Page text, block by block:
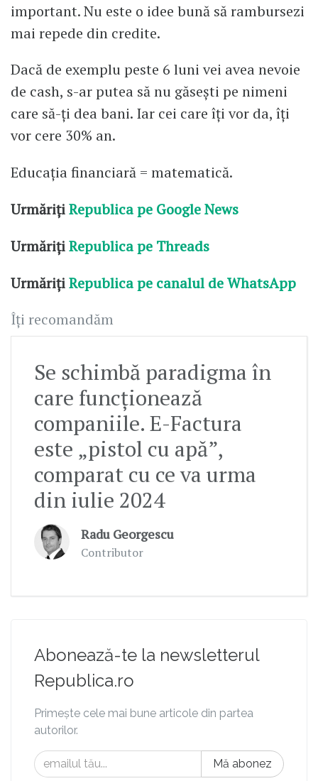
important. Nu este o idee bună să rambursezi
mai repede din credite.
Dacă de exemplu peste 6 luni vei avea nevoie
de cash, s-ar putea să nu găsești pe nimeni
care să-ți dea bani. Iar cei care îți vor da, îți
vor cere 30% an.
Educația financiară = matematică.
UrmărițiRepublica pe Google News
UrmărițiRepublica pe Threads
UrmărițiRepublica pe canalul de WhatsApp
Îți recomandăm
Se schimbă paradigma în
care funcționează
companiile. E-Factura
este „pistol cu apă”,
comparat cu ce va urma
din iulie 2024
Radu Georgescu
Contributor
Abonează-te la newsletterul
Republica.ro
Primește cele mai bune articole din partea
autorilor.
Mă abonez